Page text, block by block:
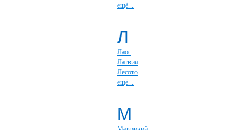
ещё...
Л
Лаос
Латвия
Лесото
ещё...
М